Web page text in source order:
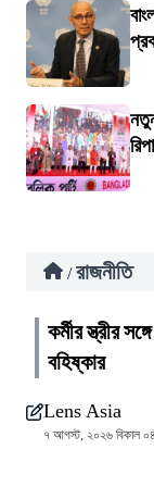
/ রাজনীতি
কর্মীর স্ত্রীর
বহিষ্কার
Lens Asia
৭ আগস্ট, ২০২৬ বিকাল